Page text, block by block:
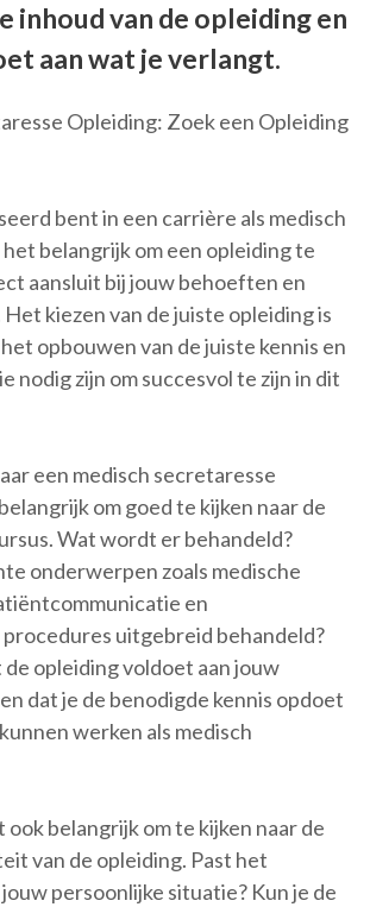
inhoud van de opleiding en
aan wat je verlangt.
Opleiding: Zoek een Opleiding
bent in een carrière als medisch
belangrijk om een opleiding te
aansluit bij jouw behoeften en
kiezen van de juiste opleiding is
opbouwen van de juiste kennis en
nodig zijn om succesvol te zijn in dit
een medisch secretaresse
om goed te kijken naar de
Wat wordt er behandeld?
onderwerpen zoals medische
en
uitgebreid behandeld?
opleiding voldoet aan jouw
dat je de benodigde kennis opdoet
werken als medisch
ook belangrijk om te kijken naar de
van de opleiding. Past het
persoonlijke situatie? Kun je de